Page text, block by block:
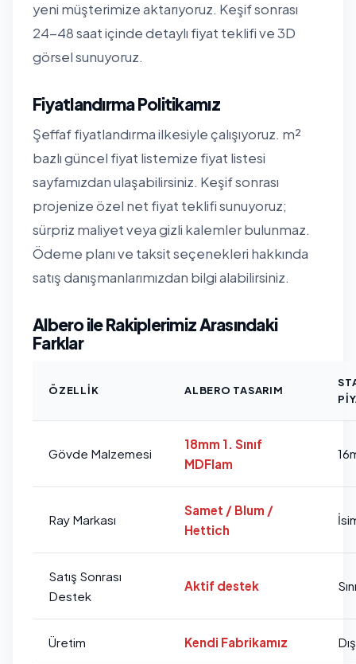
yeni müşterimize aktarıyoruz. Keşif sonrası
24-48 saat içinde detaylı fiyat teklifi ve 3D
görsel sunuyoruz.
Fiyatlandırma Politikamız
Şeffaf fiyatlandırma ilkesiyle çalışıyoruz. m²
bazlı güncel fiyat listemize fiyat listesi
sayfamızdanulaşabilirsiniz. Keşif sonrası
projenize özel net fiyat teklifi sunuyoruz;
sürpriz maliyet veya gizli kalemler bulunmaz.
Ödeme planı ve taksit seçenekleri hakkında
satış danışmanlarımızdan bilgi alabilirsiniz.
Albero ile Rakiplerimiz Arasındaki
Farklar
ÖZELLIK ALBERO TASARIM
Gövde Malzemesi
18mm 1. Sınıf
MDFlam
Ray Markası
Samet / Blum /
Hettich
Satış Sonrası
Destek
Aktif destek
Üretim Kendi Fabrikamız